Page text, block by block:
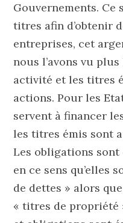
Gouvernements. Ce
titres afin d’obtenir
entreprises, cet
nous l’avons vu
activité et les titres
actions. Pour les
servent à financer
les titres émis sont
Les obligations
en ce sens qu’elles
de dettes » alors
« titres de propriété